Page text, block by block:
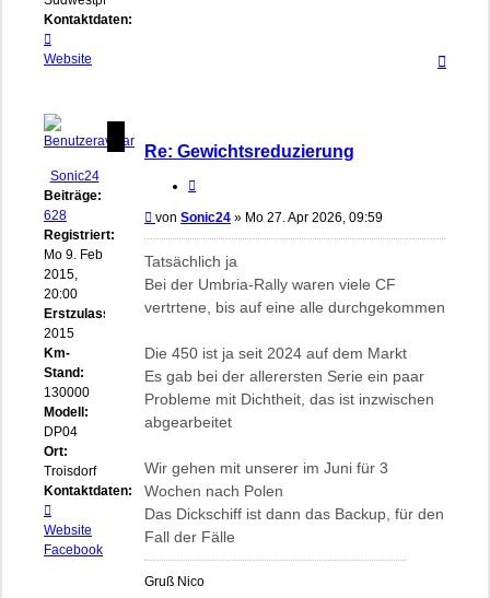
Kontaktdaten:
von
Website
Sonic24
Beiträge:
628
Registriert:
Mo 9. Feb
2015,
20:00
Erstzulassung:
2015
Km-
Stand:
130000
Modell:
DP04
Ort:
Troisdorf
Kontaktdaten:
von
Sonic24
Website
Facebook
Re: Gewichtsreduzierung
Beitrag
von Sonic24 » Mo 27. Apr 2026, 09:59
Tatsächlich ja
Bei der Umbria-Rally waren viele CF
vertrtene, bis auf eine alle durchgekommen
Die 450 ist ja seit 2024 auf dem Markt
Es gab bei der allerersten Serie ein paar
Probleme mit Dichtheit, das ist inzwischen
abgearbeitet
Wir gehen mit unserer im Juni für 3
Wochen nach Polen
Das Dickschiff ist dann das Backup, für den
Fall der Fälle
Gruß Nico